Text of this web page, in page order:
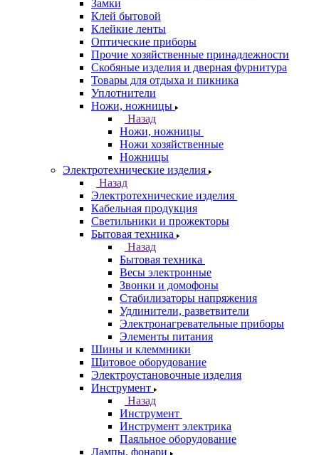
Замки
Клей бытовой
Клейкие ленты
Оптические приборы
Прочие хозяйственные принадлежности
Скобяные изделия и дверная фурнитура
Товары для отдыха и пикника
Уплотнители
Ножи, ножницы
Назад
Ножи, ножницы
Ножи хозяйственные
Ножницы
Электротехнические изделия
Назад
Электротехнические изделия
Кабельная продукция
Светильники и прожекторы
Бытовая техника
Назад
Бытовая техника
Весы электронные
Звонки и домофоны
Стабилизаторы напряжения
Удлинители, разветвители
Электронагревательные приборы
Элементы питания
Шины и клеммники
Щитовое оборудование
Электроустановочные изделия
Инструмент
Назад
Инструмент
Инструмент электрика
Паяльное оборудование
Лампы, фонари